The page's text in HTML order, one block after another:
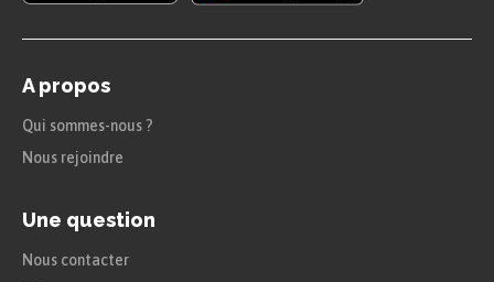
A propos
Qui sommes-nous ?
Nous rejoindre
Une question
Nous contacter